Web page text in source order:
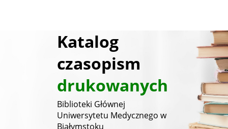
Katalog
czasopism
drukowanych
Biblioteki Głównej
Uniwersytetu Medycznego w
Białymstoku